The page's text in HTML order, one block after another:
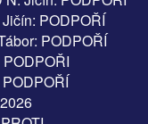
PODPOŘÍ
PODPOŘÍ